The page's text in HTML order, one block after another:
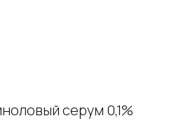
серум 0,1%